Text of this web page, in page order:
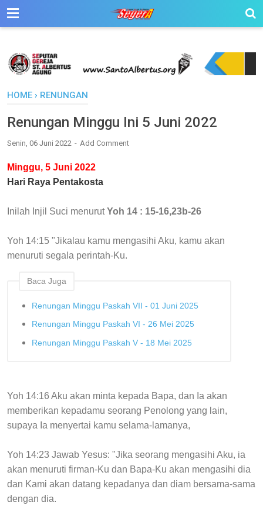
HOME › RENUNGAN
Renungan Minggu Ini 5 Juni 2022
Senin, 06 Juni 2022 Add Comment
Minggu, 5 Juni 2022
Hari Raya Pentakosta
Inilah Injil Suci menurutYoh 14 : 15-16,23b-26
Yoh 14:15 "Jikalau kamu mengasihi Aku, kamu akan
menuruti segala perintah-Ku.
Baca Juga
Renungan Minggu Paskah VII - 01 Juni 2025
Renungan Minggu Paskah VI - 26 Mei 2025
Renungan Minggu Paskah V - 18 Mei 2025
Yoh 14:16 Aku akan minta kepada Bapa, dan Ia akan
memberikan kepadamu seorang Penolong yang lain,
supaya Ia menyertai kamu selama-lamanya,
Yoh 14:23 Jawab Yesus: "Jika seorang mengasihi Aku, ia
akan menuruti firman-Ku dan Bapa-Ku akan mengasihi dia
dan Kami akan datang kepadanya dan diam bersama-sama
dengan dia.